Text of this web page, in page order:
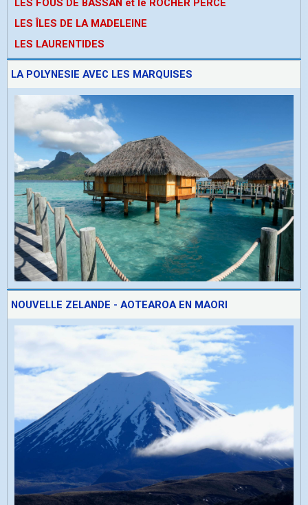
LES FOUS DE BASSAN et le ROCHER PERCE
LES ÎLES DE LA MADELEINE
LES LAURENTIDES
LA POLYNESIE AVEC LES MARQUISES
NOUVELLE ZELANDE - AOTEAROA EN MAORI